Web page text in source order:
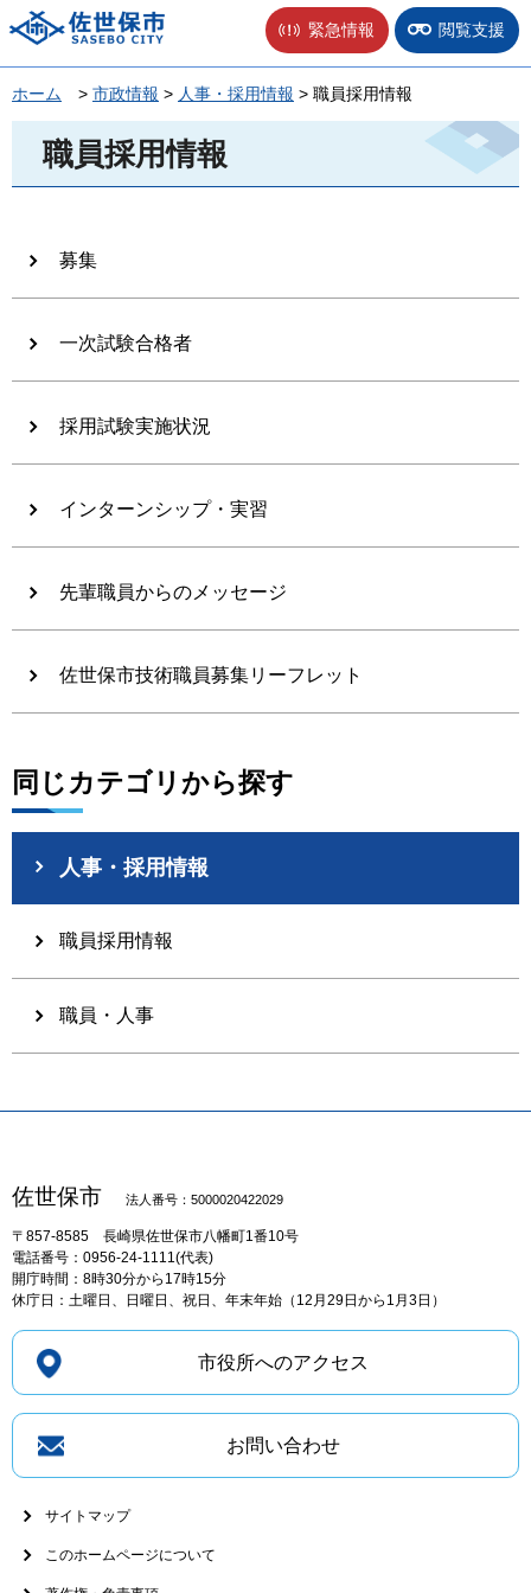
佐世保市 緊急情報 閲覧支援
ホーム > 市政情報 > 人事・採用情報 > 職員採用情報
職員採用情報
募集
一次試験合格者
採用試験実施状況
インターンシップ・実習
先輩職員からのメッセージ
佐世保市技術職員募集リーフレット
同じカテゴリから探す
人事・採用情報
職員採用情報
職員・人事
佐世保市 法人番号：5000020422029
〒857-8585 長崎県佐世保市八幡町1番10号
電話番号：0956-24-1111(代表)
開庁時間：8時30分から17時15分
休庁日：土曜日、日曜日、祝日、年末年始（12月29日から1月3日）
市役所へのアクセス
お問い合わせ
サイトマップ
このホームページについて